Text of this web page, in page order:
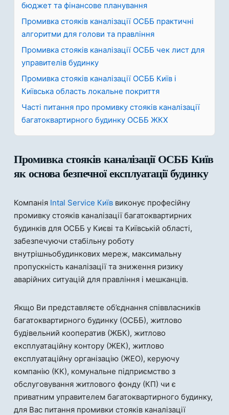
бюджет та фінансове планування
Промивка стояків каналізації ОСББ практичні
алгоритми для голови та правління
Промивка стояків каналізації ОСББ чек лист для
управителів будинку
Промивка стояків каналізації ОСББ Київ і
Київська область локальне покриття
Часті питання про промивку стояків каналізації
багатоквартирного будинку ОСББ ЖКХ
Промивка стояків каналізації ОСББ Київ
як основа безпечної експлуатації будинку
Компанія Intal Service Київ виконує професійну
промивку стояків каналізації багатоквартирних
будинків для ОСББ у Києві та Київській області,
забезпечуючи стабільну роботу
внутрішньобудинкових мереж, максимальну
пропускність каналізації та зниження ризику
аварійних ситуацій для правління і мешканців.
Якщо Ви представляєте об’єднання співвласників
багатоквартирного будинку (ОСББ), житлово
будівельний кооператив (ЖБК), житлово
експлуатаційну контору (ЖЕК), житлово
експлуатаційну організацію (ЖЕО), керуючу
компанію (КК), комунальне підприємство з
обслуговування житлового фонду (КП) чи є
приватним управителем багатоквартирного будинку,
для Вас питання промивки стояків каналізації